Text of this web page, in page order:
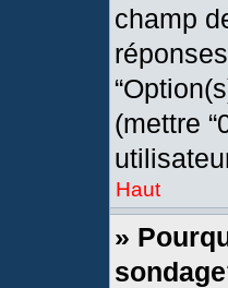
champ
(mettre
Haut
»